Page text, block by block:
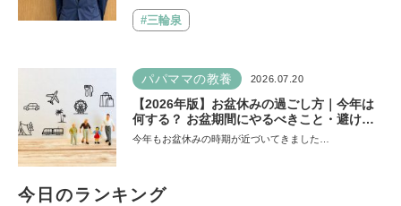
#三輪泉
パパママの教養 2026.07.20
【2026年版】お盆休みの過ごし方｜今年は
何する？ お盆期間にやるべきこと・避ける
ことは
今年もお盆休みの時期が近づいてきました…
今日のランキング